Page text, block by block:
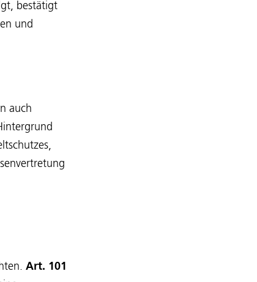
bestätigt
und
auch
Art. 101